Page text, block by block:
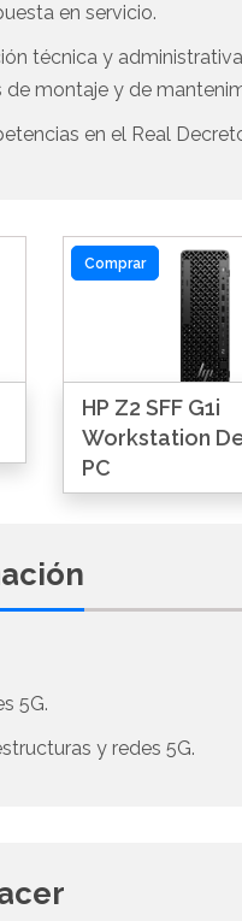
en servicio.
técnica y
montaje y de
en el Real
Comprar
HP Z2 SFF G1i
Workstation
PC
5G.
y redes 5G.